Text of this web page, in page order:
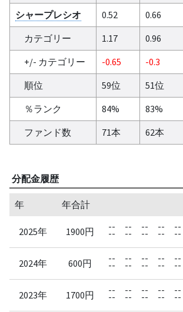
シャープレシオ 0.52 0.66
カテゴリー
1.17 0.96
+/- カテゴリー
-0.65 -0.3
順位
59位 51位
％ランク
84% 83%
ファンド数
71本 62本
分配金履歴
年 年合計
2025年 1900円 --
--
--
--
--
--
--
--
--
--
2024年 600円 --
--
--
--
--
--
--
--
--
--
2023年 1700円 --
--
--
--
--
--
--
--
--
--